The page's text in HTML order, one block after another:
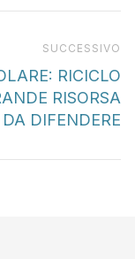
SUCCESSIVO
RICICLO
RISORSA
DIFENDERE